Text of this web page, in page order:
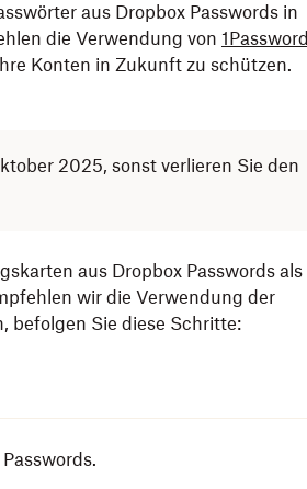
aus Dropbox Passwords in
die Verwendung von 1Password
Konten in Zukunft zu schützen.
2025, sonst verlieren Sie den
aus Dropbox Passwords als
wir die Verwendung der
befolgen Sie diese Schritte: